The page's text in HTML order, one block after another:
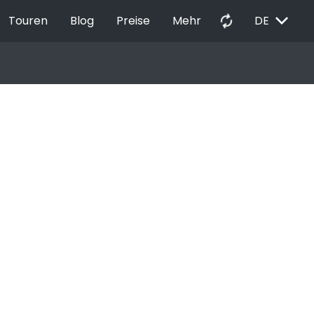
Touren Blog Preise Mehr autorenew DE EXPAND_MORE